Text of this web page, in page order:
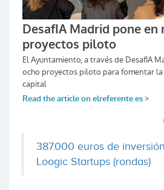
387.000 euros de
Loogic Startups (rondas)